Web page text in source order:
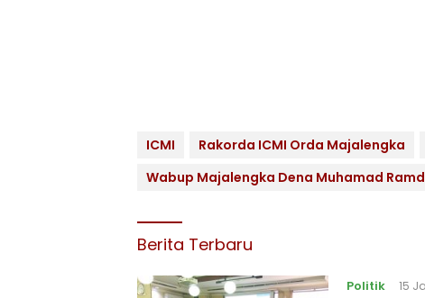
ICMI Rakorda ICMI Orda Majalengka
Wabup Majalengka Dena Muhamad
Berita Terbaru
Politik 15